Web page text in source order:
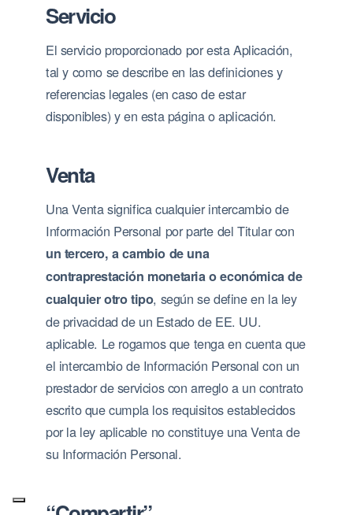
Servicio
El servicio proporcionado por esta Aplicación,
tal y como se describe en las definiciones y
referencias legales (en caso de estar
disponibles) y en esta página o aplicación.
Venta
Una Venta significa cualquier intercambio de
Información Personal por parte del Titular con
un tercero, a cambio de una
contraprestación monetaria o económica de
cualquier otro tipo, según se define en la ley
de privacidad de un Estado de EE. UU.
aplicable. Le rogamos que tenga en cuenta que
el intercambio de Información Personal con un
prestador de servicios con arreglo a un contrato
escrito que cumpla los requisitos establecidos
por la ley aplicable no constituye una Venta de
su Información Personal.